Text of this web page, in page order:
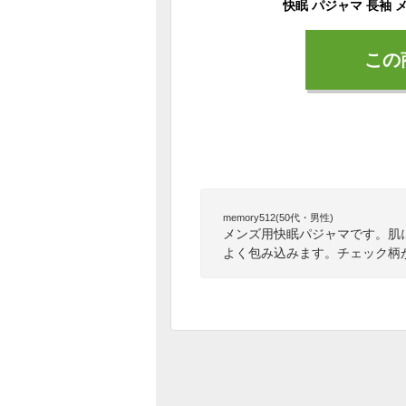
こ
memory512(50代・男性)
メンズ用快眠パジャマです。
よく包み込みます。チェック柄